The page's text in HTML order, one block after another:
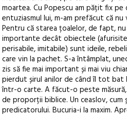
moartea. Cu Popescu am pățit fix
entuziasmul lui, m-am prefăcut că nu
Pentru că starea țoalelor, de fapt,
importante decât obiectele
perisabile, imitabile) sunt ideile,
care vin la pachet. S-a întâmplat,
zis să fie mai important și mai viu
pierdut șirul anilor de când îl tot bat
într-o carte. A făcut-o peste
de proporții biblice. Un ceaslov, cum
predicatorului. Bucuria-i la maxim.